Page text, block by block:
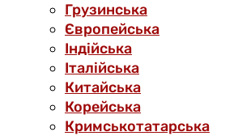
Грузинська
Європейська
Індійська
Італійська
Китайська
Корейська
Кримськотатарська